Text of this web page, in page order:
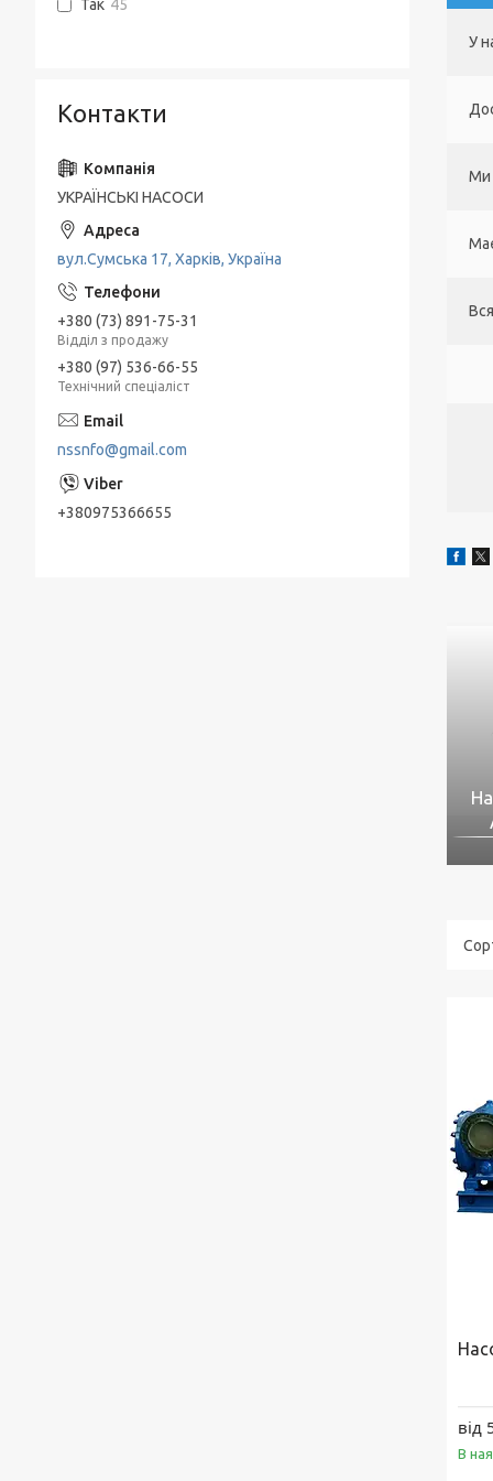
У
Ми
від
В
Так 45
Контакти
УКРАЇНСЬКІ НАСОСИ
вул.Сумська 17, Харків, Україна
+380 (73) 891-75-31
Відділ з продажу
+380 (97) 536-66-55
Технічний спеціаліст
nssnfo@gmail.com
+380975366655